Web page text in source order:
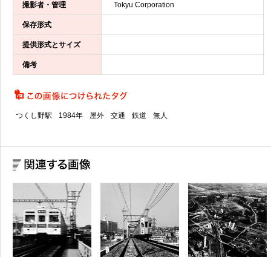
撮影者・管理 Tokyu Corporation
保存形式
提供形式とサイズ
備考
つくし野駅 1984年 屋外 交通 鉄道 無人